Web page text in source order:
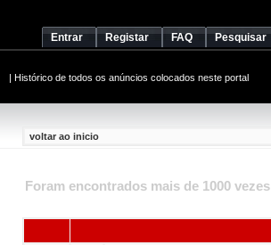
Entrar Registar FAQ Pesquisar
| Histórico de todos os anúncios colocados neste portal
voltar ao inicio
Foram encontrados mais de 1000 vezes